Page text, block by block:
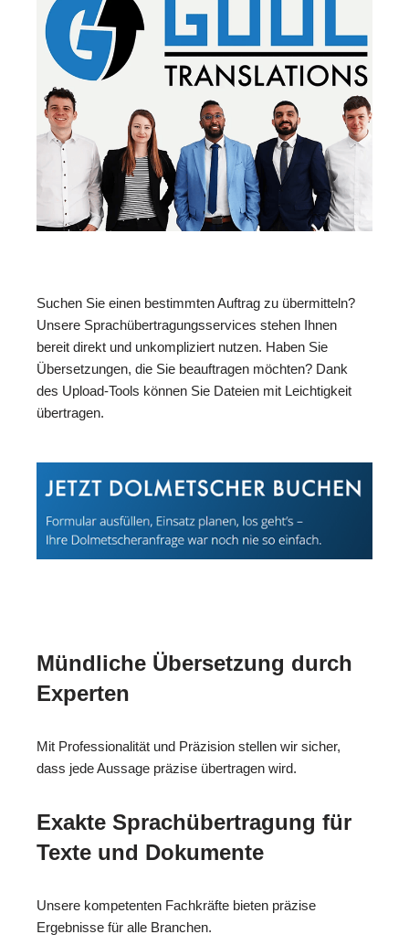
Suchen Sie einen bestimmten Auftrag zu übermitteln?
Unsere Sprachübertragungsservices stehen Ihnen
bereit direkt und unkompliziert nutzen. Haben Sie
Übersetzungen, die Sie beauftragen möchten? Dank
des Upload-Tools können Sie Dateien mit Leichtigkeit
übertragen.
Mündliche Übersetzung durch
Experten
Mit Professionalität und Präzision stellen wir sicher,
dass jede Aussage präzise übertragen wird.
Exakte Sprachübertragung für
Texte und Dokumente
Unsere kompetenten Fachkräfte bieten präzise
Ergebnisse für alle Branchen.